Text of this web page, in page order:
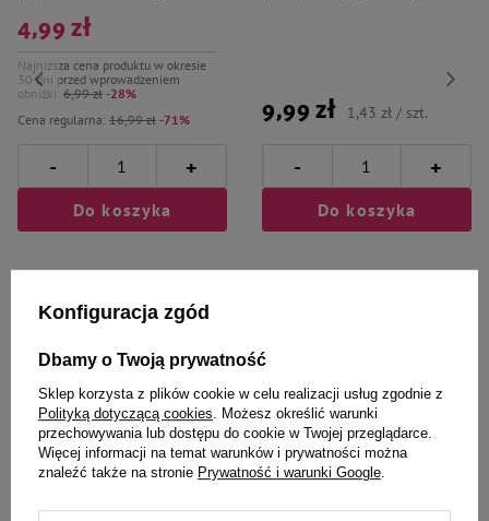
Cena regularna: 16,99 zł -71%
4,99 zł
Najniższa cena produktu w okresie
30 dni przed wprowadzeniem
obniżki: 6,99 zł -28%
- +
Do koszyka
9,99 zł 1,43 zł / szt.
- +
Do koszyka
Wybrane specjalnie dla
Ciebie i Twojego czworonoga
Konfiguracja zgód
Dbamy o Twoją prywatność
Sklep korzysta z plików cookie w celu realizacji usług zgodnie z
Polityką dotyczącą cookies. Możesz określić warunki
przechowywania lub dostępu do cookie w Twojej przeglądarce.
Więcej informacji na temat warunków i prywatności można
znaleźć także na stronie Prywatność i warunki Google.